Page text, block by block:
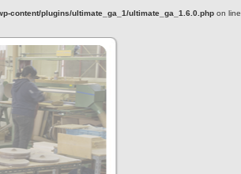
content/plugins/ultimate_ga_1/ultimate_ga_1.6.0.phpon line